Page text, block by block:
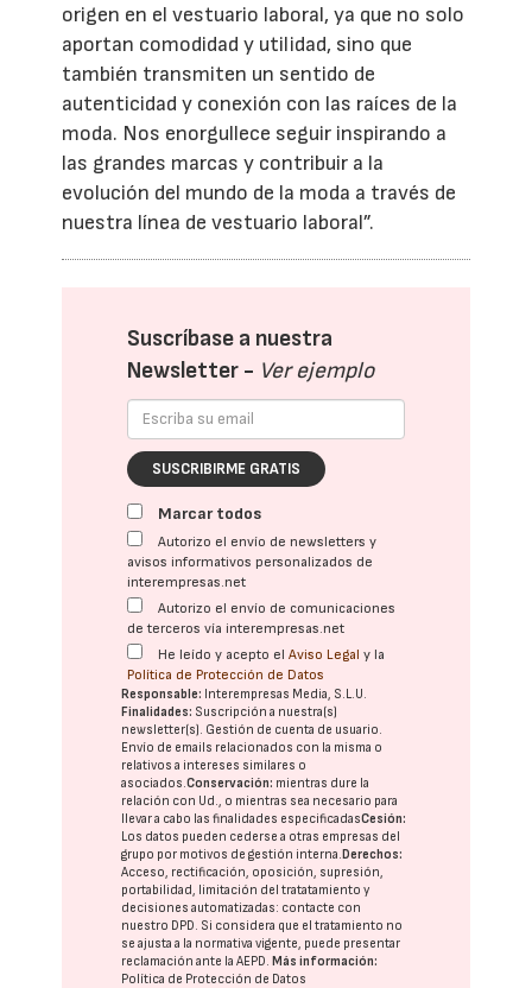
origen en el vestuario laboral, ya que no solo
aportan comodidad y utilidad, sino que
también transmiten un sentido de
autenticidad y conexión con las raíces de la
moda. Nos enorgullece seguir inspirando a
las grandes marcas y contribuir a la
evolución del mundo de la moda a través de
nuestra línea de vestuario laboral”.
Suscríbase a nuestra
Newsletter - Ver ejemplo
SUSCRIBIRME GRATIS
Marcar todos
Autorizo el envío de newsletters y
avisos informativos personalizados de
interempresas.net
Autorizo el envío de comunicaciones
de terceros vía interempresas.net
He leído y acepto elAviso Legal y la
Política de Protección de Datos
Responsable: Interempresas Media, S.L.U.
Finalidades: Suscripción a nuestra(s)
newsletter(s). Gestión de cuenta de usuario.
Envío de emails relacionados con la misma o
relativos a intereses similares o
asociados.Conservación: mientras dure la
relación con Ud., o mientras sea necesario para
llevar a cabo las finalidades especificadasCesión:
Los datos pueden cederse a otras empresas del
grupo por motivos de gestión interna.Derechos:
Acceso, rectificación, oposición, supresión,
portabilidad, limitación del tratatamiento y
decisiones automatizadas: contacte con
nuestro DPD. Si considera que el tratamiento no
se ajusta a la normativa vigente, puede presentar
reclamación ante laAEPD.Más información:
Política de Protección de Datos